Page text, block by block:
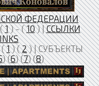
ФЕДЕРАЦИИ
1) - (10) |ССЫЛКИ
(1) (2) | СУБЪЕКТЫ
) (6) (7) (8)